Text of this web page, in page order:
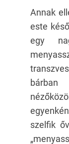
Annak
este
egy
szelfik